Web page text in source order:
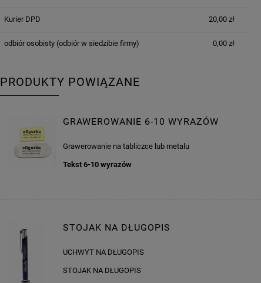
Kurier DPD 20,00 zł
odbiór osobisty(odbiór w siedzibie firmy) 0,00 zł
PRODUKTY POWIĄZANE
GRAWEROWANIE 6-10 WYRAZÓW
Grawerowanie na tabliczce lub metalu
Tekst 6-10 wyrazów
STOJAK NA DŁUGOPIS
UCHWYT NA DŁUGOPIS
STOJAK NA DŁUGOPIS